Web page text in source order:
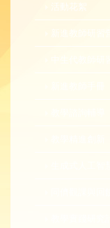
活動花絮
新進教師研習營